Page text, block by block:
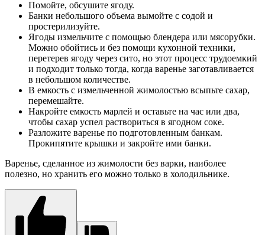
Помойте, обсушите ягоду.
Банки небольшого объема вымойте с содой и
простерилизуйте.
Ягоды измельчите с помощью блендера или мясорубки.
Можно обойтись и без помощи кухонной техники,
перетерев ягоду через сито, но этот процесс трудоемкий
и подходит только тогда, когда варенье заготавливается
в небольшом количестве.
В емкость с измельченной жимолостью всыпьте сахар,
перемешайте.
Накройте емкость марлей и оставьте на час или два,
чтобы сахар успел раствориться в ягодном соке.
Разложите варенье по подготовленным банкам.
Прокипятите крышки и закройте ими банки.
Варенье, сделанное из жимолости без варки, наиболее
полезно, но хранить его можно только в холодильнике.